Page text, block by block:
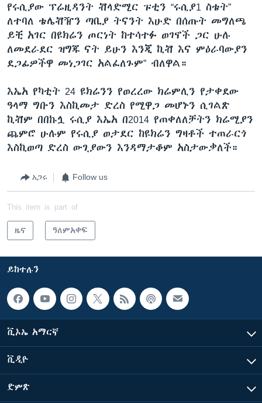
የሩሲያው ፕሬዚዳንት ቭላድሚር ፑቲን “ሩሲያ1 ስቴት”
ለተባለ ቴሌቭዥን ጣቢያ ትናንት እሁድ በሰጡት መግለጫ
ይቺ አገር በዩክሬን ጦርነት ከተሳተፉ ወገኖች ጋር ሁሉ
ለመደራደር ዝግጁ ናት ይሁን እንጂ ኪቭ እና ምዕራባውያን
ደጋፊዎችዋ መነጋገር አልፈለጉም” ብለዋል።
እኤአ የካቲት 24 ዩክሬንን የወረረው ክሬምሊን የታቀደው
ዓላማ ግቡን እስኪመታ ድረስ የሚዋጋ መሆኑን ሲገልጽ
ኪቭም በበኩሏ ሩሲያ እኤአ በ2014 የጠቀለለቻትን ክሬሚያን
ጨምሮ ሁሉም የሩሲያ ወታደር ከዩክሬን ግዛቶች ተጠራርጎ
እስኪወጣ ድረስ ውጊያውን እንዳማታቆም አስታውቃለች።
አጋሩ Follow us
This item is part of
ዜና ዓለምአቀፍ
ይከተሉን
ቪኦኤ አማርኛ
ቪዲዮ
ድምጽ